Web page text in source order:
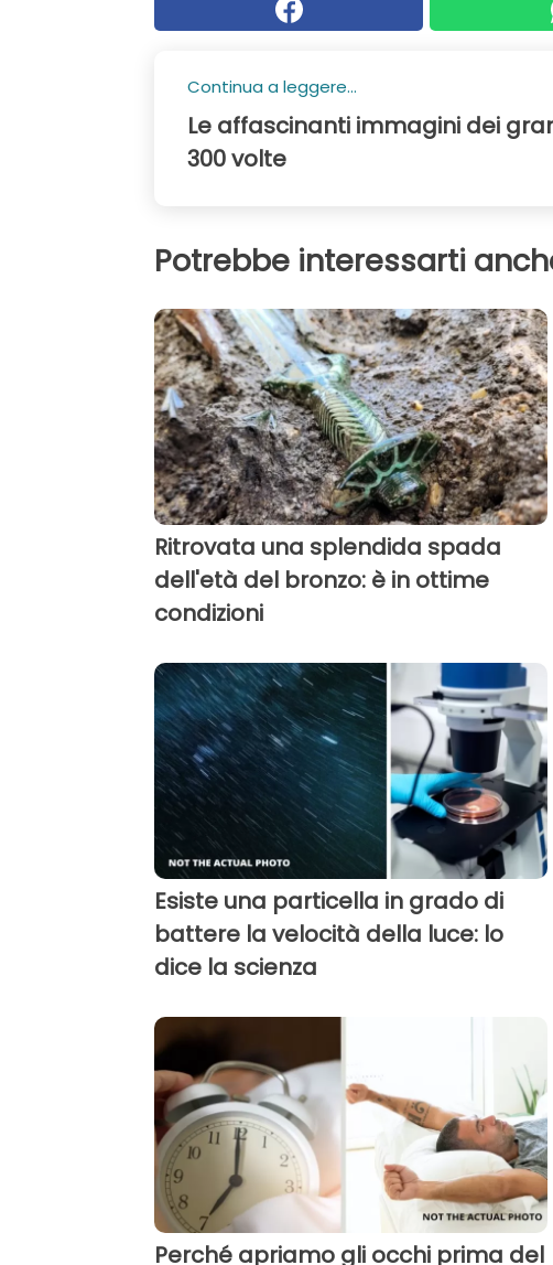
Continua a leggere...
Le affascinanti immagini dei
300 volte
Potrebbe interessarti
Ritrovata una splendida spada
dell'età del bronzo: è in ottime
condizioni
Esiste una particella in grado di
battere la velocità della luce: lo
dice la scienza
Perché apriamo gli occhi prima del